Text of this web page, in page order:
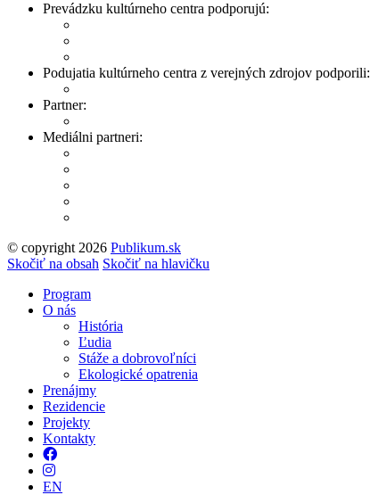
Prevádzku kultúrneho centra podporujú:
Podujatia kultúrneho centra z verejných zdrojov podporili:
Partner:
Mediálni partneri:
© copyright 2026 Publikum.sk
Tvorba stránok: Enjoy
Skočiť na obsah Skočiť na hlavičku
Program
O nás
História
Ľudia
Stáže a dobrovoľníci
Ekologické opatrenia
Prenájmy
Rezidencie
Projekty
Kontakty
Facebook
Instagram
EN